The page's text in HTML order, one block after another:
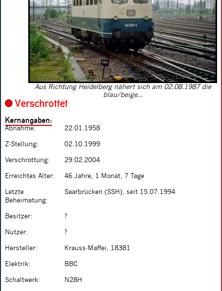
Aus Richtung Heidelberg nähert sich am 02.08.1987 die
blau/beige...
Verschrottet
Kernangaben:
Abnahme: 22.01.1958
Z-Stellung: 02.10.1999
Verschrottung: 29.02.2004
Erreichtes Alter: 46 Jahre, 1 Monat, 7 Tage
Letzte
Beheimatung:
Saarbrücken (SSH), seit 15.07.1994
Besitzer: ?
Nutzer: ?
Hersteller: Krauss-Maffei, 18381
Elektrik: BBC
Schaltwerk: N28H